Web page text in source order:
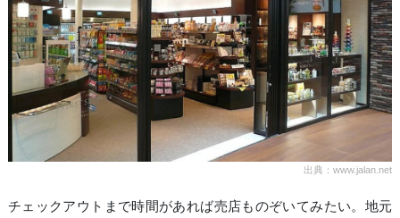
出典：www.jalan.net
チェックアウトまで時間があれば売店ものぞいてみたい。地元